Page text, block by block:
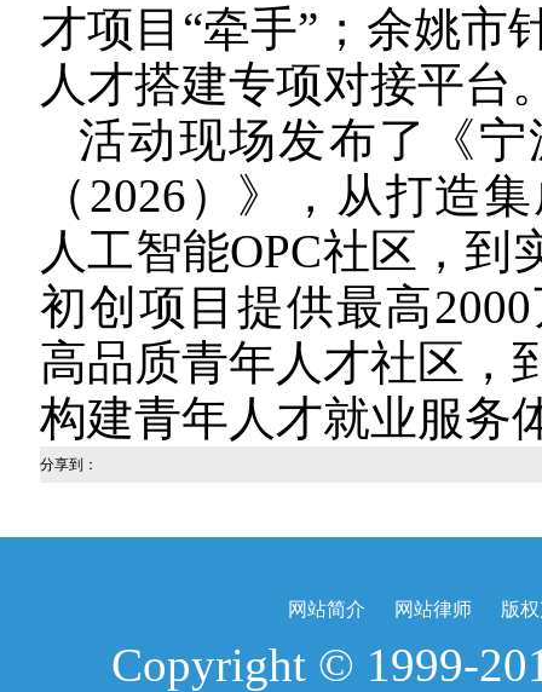
才项目“牵手”；余姚市
人才搭建专项对接平台
活动现场发布了《
（2026）》，从打造
人工智能OPC社区，到
初创项目提供最高
高品质青年人才社区，
构建青年人才就业服务
分享到：
网站简介 网站律师 版
Copyright © 1999-